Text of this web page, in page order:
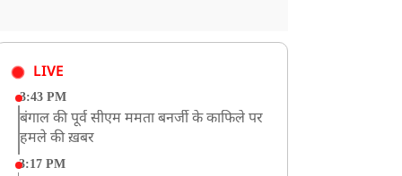
LIVE
3:43 PM
बंगाल की पूर्व सीएम ममता बनर्जी के काफिले पर
हमले की ख़बर
3:17 PM